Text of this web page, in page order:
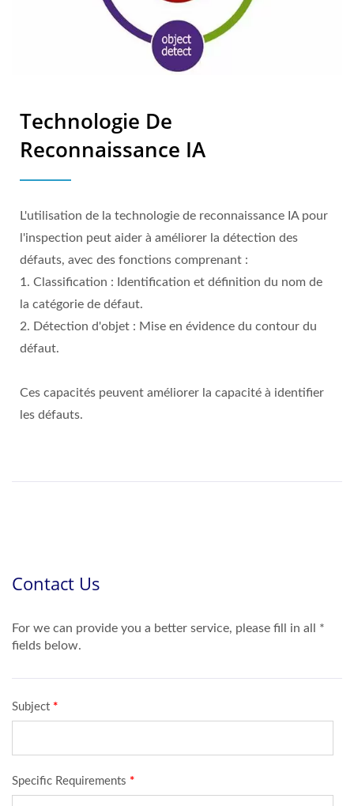
Technologie De
Reconnaissance IA
L'utilisation de la technologie de reconnaissance IA pour
l'inspection peut aider à améliorer la détection des
défauts, avec des fonctions comprenant :
1. Classification : Identification et définition du nom de
la catégorie de défaut.
2. Détection d'objet : Mise en évidence du contour du
défaut.
Ces capacités peuvent améliorer la capacité à identifier
les défauts.